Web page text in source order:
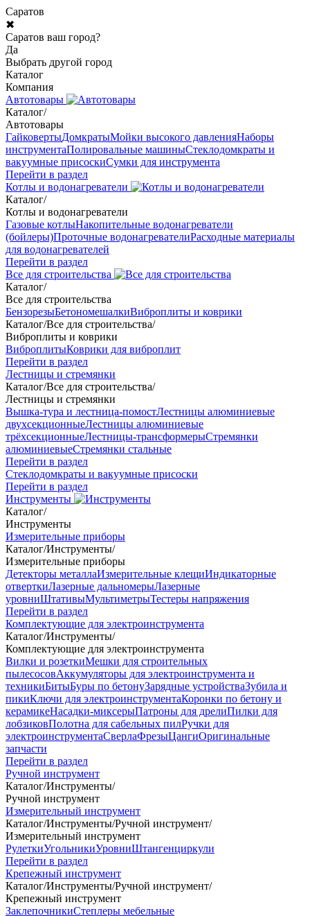
Саратов
✖
Саратов ваш город?
Да
Выбрать другой город
Каталог
Компания
Автотовары
Каталог/
Автотовары
ГайковертыДомкратыМойки высокого давленияНаборы
инструментаПолировальные машиныСтеклодомкраты и
вакуумные присоскиСумки для инструмента
Перейти в раздел
Котлы и водонагреватели
Каталог/
Котлы и водонагреватели
Газовые котлыНакопительные водонагреватели
(бойлеры)Проточные водонагревателиРасходные материалы
для водонагревателей
Перейти в раздел
Все для строительства
Каталог/
Все для строительства
БензорезыБетономешалкиВиброплиты и коврики
Каталог/Все для строительства/
Виброплиты и коврики
ВиброплитыКоврики для виброплит
Перейти в раздел
Лестницы и стремянки
Каталог/Все для строительства/
Лестницы и стремянки
Вышка-тура и лестница-помостЛестницы алюминиевые
двухсекционныеЛестницы алюминиевые
трёхсекционныеЛестницы-трансформерыСтремянки
алюминиевыеСтремянки стальные
Перейти в раздел
Стеклодомкраты и вакуумные присоски
Перейти в раздел
Инструменты
Каталог/
Инструменты
Измерительные приборы
Каталог/Инструменты/
Измерительные приборы
Детекторы металлаИзмерительные клещиИндикаторные
отверткиЛазерные дальномерыЛазерные
уровниШтативыМультиметрыТестеры напряжения
Перейти в раздел
Комплектующие для электроинструмента
Каталог/Инструменты/
Комплектующие для электроинструмента
Вилки и розеткиМешки для строительных
пылесосовАккумуляторы для электроинструмента и
техникиБитыБуры по бетонуЗарядные устройстваЗубила и
пикиКлючи для электроинструментаКоронки по бетону и
керамикеНасадки-миксерыПатроны для дрелиПилки для
лобзиковПолотна для сабельных пилРучки для
электроинструментаСверлаФрезыЦангиОригинальные
запчасти
Перейти в раздел
Ручной инструмент
Каталог/Инструменты/
Ручной инструмент
Измерительный инструмент
Каталог/Инструменты/Ручной инструмент/
Измерительный инструмент
РулеткиУгольникиУровниШтангенциркули
Перейти в раздел
Крепежный инструмент
Каталог/Инструменты/Ручной инструмент/
Крепежный инструмент
ЗаклепочникиСтеплеры мебельные